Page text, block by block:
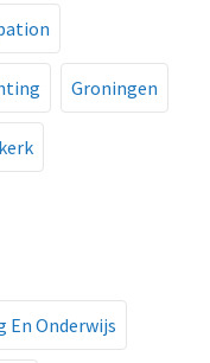
Groningen
En Onderwijs